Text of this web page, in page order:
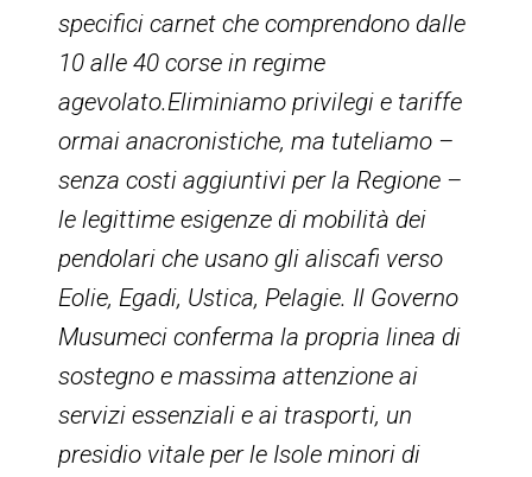
specifici carnet che comprendono dalle
10 alle 40 corse in regime
agevolato.Eliminiamo privilegi e tariffe
ormai anacronistiche, ma tuteliamo –
senza costi aggiuntivi per la Regione –
le legittime esigenze di mobilità dei
pendolari che usano gli aliscafi verso
Eolie, Egadi, Ustica, Pelagie. Il Governo
Musumeci conferma la propria linea di
sostegno e massima attenzione ai
servizi essenziali e ai trasporti, un
presidio vitale per le Isole minori di